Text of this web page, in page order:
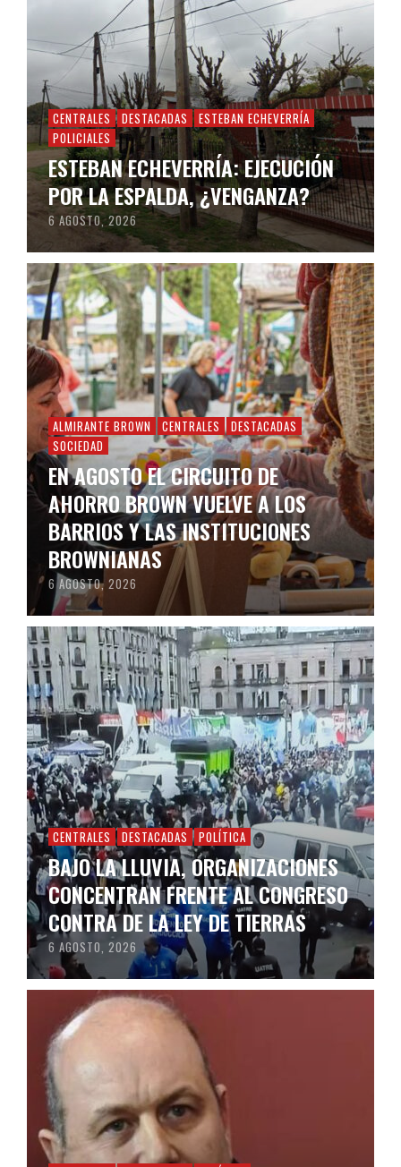
CENTRALES DESTACADAS
ESTEBAN ECHEVERRÍA
POLICIALES
ESTEBAN ECHEVERRÍA: EJECUCIÓN
POR LA ESPALDA, ¿VENGANZA?
6 AGOSTO, 2026
ALMIRANTE BROWN CENTRALES
DESTACADAS
SOCIEDAD
EN AGOSTO EL CIRCUITO DE
AHORRO BROWN VUELVE A LOS
BARRIOS Y LAS INSTITUCIONES
BROWNIANAS
6 AGOSTO, 2026
CENTRALES DESTACADAS POLÍTICA
BAJO LA LLUVIA, ORGANIZACIONES
CONCENTRAN FRENTE AL CONGRESO
CONTRA DE LA LEY DE TIERRAS
6 AGOSTO, 2026